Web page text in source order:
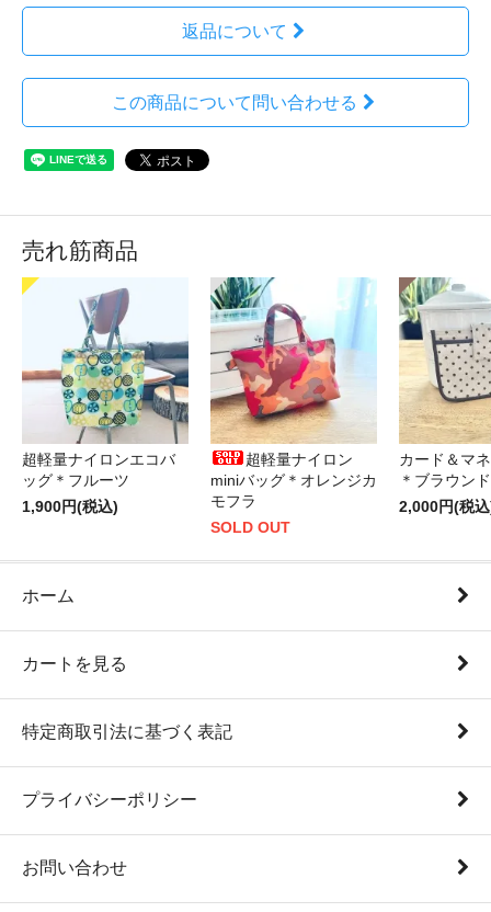
返品について
この商品について問い合わせる
売れ筋商品
超軽量ナイロンエコバ
ッグ＊フルーツ
1,900円(税込)
超軽量ナイロン
miniバッグ＊オレンジカ
モフラ
SOLD OUT
カード＆マ
＊ブラウン
2,000円(税
ホーム
カートを見る
特定商取引法に基づく表記
プライバシーポリシー
お問い合わせ